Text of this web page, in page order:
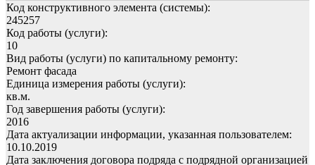
Код конструктивного элемента (системы):
245257
Код работы (услуги):
10
Вид работы (услуги) по капитальному ремонту:
Ремонт фасада
Единица измерения работы (услуги):
кв.м.
Год завершения работы (услуги):
2016
Дата актуализации информации, указанная пользователем:
10.10.2019
Дата заключения договора подряда с подрядной организацией